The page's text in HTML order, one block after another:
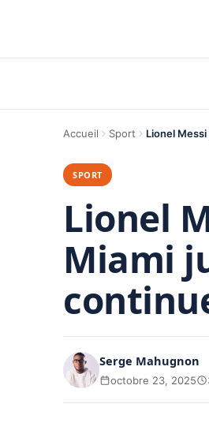
Accueil Sport Lionel
SPORT
Lionel
Miami
Serge Mahugnon
octobre 23, 2025